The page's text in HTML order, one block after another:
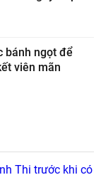
bánh ngọt để
viên mãn